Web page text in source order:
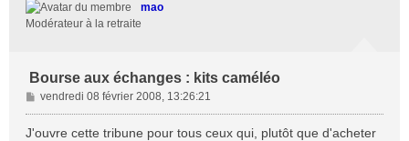
mao
Modérateur à la retraite
Bourse aux échanges : kits caméléo
M
e
s
vendredi 08 février 2008, 13:26:21
J'ouvre cette tribune pour tous ceux qui, plutôt que d'acheter